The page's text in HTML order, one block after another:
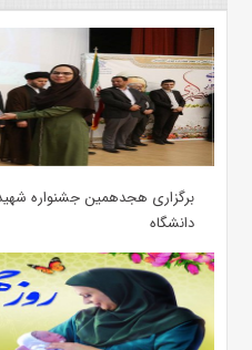
برگزاری هجدهمین جشنواره
دانشگاه